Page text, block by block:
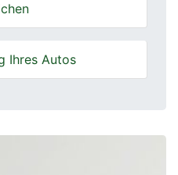
Ihres Autos